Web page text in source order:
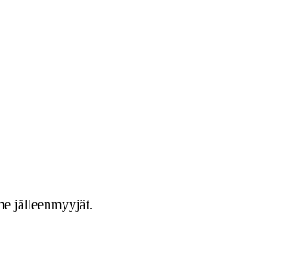
jälleenmyyjät.